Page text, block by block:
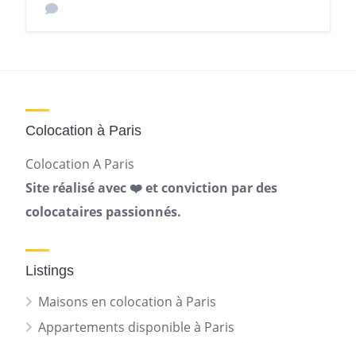
Colocation à Paris
Colocation A Paris
Site réalisé avec ❤️ et conviction par des
colocataires passionnés.
Listings
Maisons en colocation à Paris
Appartements disponible à Paris